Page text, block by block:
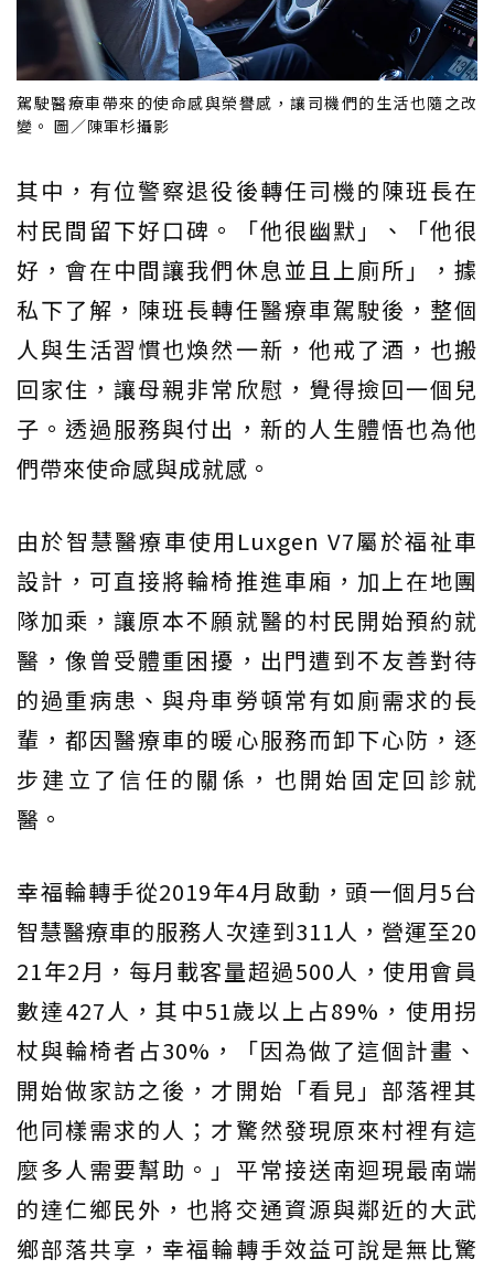
駕駛醫療車帶來的使命感與榮譽感，讓司機們的生活也隨之改
變。 圖／陳軍杉攝影
其中，有位警察退役後轉任司機的陳班長在
村民間留下好口碑。「他很幽默」、「他很
好，會在中間讓我們休息並且上廁所」，據
私下了解，陳班長轉任醫療車駕駛後，整個
人與生活習慣也煥然一新，他戒了酒，也搬
回家住，讓母親非常欣慰，覺得撿回一個兒
子。透過服務與付出，新的人生體悟也為他
們帶來使命感與成就感。
由於智慧醫療車使用Luxgen V7屬於福祉車
設計，可直接將輪椅推進車廂，加上在地團
隊加乘，讓原本不願就醫的村民開始預約就
醫，像曾受體重困擾，出門遭到不友善對待
的過重病患、與舟車勞頓常有如廁需求的長
輩，都因醫療車的暖心服務而卸下心防，逐
步建立了信任的關係，也開始固定回診就
醫。
幸福輪轉手從2019年4月啟動，頭一個月5台
智慧醫療車的服務人次達到311人，營運至20
21年2月，每月載客量超過500人，使用會員
數達427人，其中51歲以上占89%，使用拐
杖與輪椅者占30%，「因為做了這個計畫、
開始做家訪之後，才開始「看見」部落裡其
他同樣需求的人；才驚然發現原來村裡有這
麼多人需要幫助。」平常接送南迴現最南端
的達仁鄉民外，也將交通資源與鄰近的大武
鄉部落共享，幸福輪轉手效益可說是無比驚